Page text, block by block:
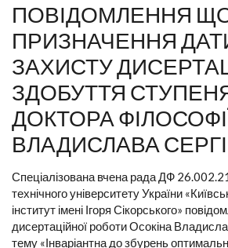
ПОВІДОМЛЕННЯ
ПРИЗНАЧЕННЯ
ЗАХИСТУ
ЗДОБУТТЯ
ДОКТОРА
ВЛАДИСЛАВА
Спеціалізована вчена рада ДФ
технічного університету України
інститут імені Ігоря Сікорського»
дисертаційної роботи Осокіна
тему «Інваріантна до збурень